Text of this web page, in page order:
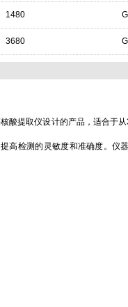
1480
3680
酸提取仪设计的产品，适合于
高检测的灵敏度和准确度。仪